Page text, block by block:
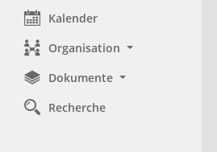
Kalender
Organisation
Dokumente
Recherche